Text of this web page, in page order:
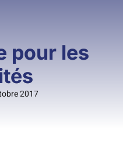
pour les
2017